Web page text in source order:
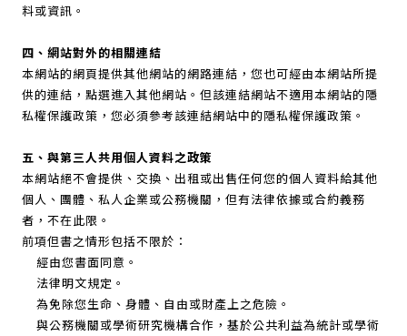
料或資訊。
四、網站對外的相關連結
本網站的網頁提供其他網站的網路連結，您也可經由本網站所提
供的連結，點選進入其他網站。但該連結網站不適用本網站的隱
私權保護政策，您必須參考該連結網站中的隱私權保護政策。
五、與第三人共用個人資料之政策
本網站絕不會提供、交換、出租或出售任何您的個人資料給其他
個人、團體、私人企業或公務機關，但有法律依據或合約義務
者，不在此限。
前項但書之情形包括不限於：
經由您書面同意。
法律明文規定。
為免除您生命、身體、自由或財產上之危險。
與公務機關或學術研究機構合作，基於公共利益為統計或學術